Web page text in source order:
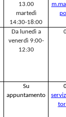
13.00
martedì
14:30-18:00
Da lunedì a
venerdì 9:00-
12:30
Su
appuntamento